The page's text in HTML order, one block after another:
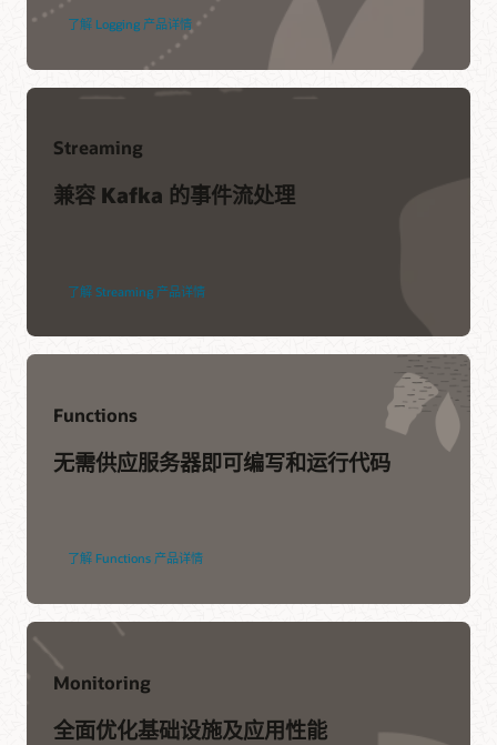
文档
快速入门
合作伙伴
Accenture
IBM
Cognizant
对象存储
Monitoring
Notifications
了解 Logging 产品详情
Streaming
兼容 Kafka 的事件流处理
了解 Streaming 产品详情
Functions
无需供应服务器即可编写和运行代码
了解 Functions 产品详情
Monitoring
全面优化基础设施及应用性能